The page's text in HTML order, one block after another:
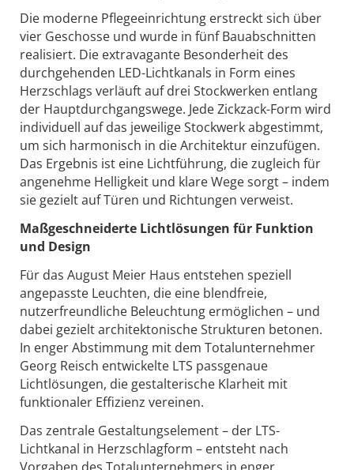
Die moderne Pflegeeinrichtung erstreckt sich über
vier Geschosse und wurde in fünf Bauabschnitten
realisiert. Die extravagante Besonderheit des
durchgehenden LED-Lichtkanals in Form eines
Herzschlags verläuft auf drei Stockwerken entlang
der Hauptdurchgangswege. Jede Zickzack-Form wird
individuell auf das jeweilige Stockwerk abgestimmt,
um sich harmonisch in die Architektur einzufügen.
Das Ergebnis ist eine Lichtführung, die zugleich für
angenehme Helligkeit und klare Wege sorgt – indem
sie gezielt auf Türen und Richtungen verweist.
Maßgeschneiderte Lichtlösungen für Funktion
und Design
Für das August Meier Haus entstehen speziell
angepasste Leuchten, die eine blendfreie,
nutzerfreundliche Beleuchtung ermöglichen – und
dabei gezielt architektonische Strukturen betonen.
In enger Abstimmung mit dem Totalunternehmer
Georg Reisch entwickelte LTS passgenaue
Lichtlösungen, die gestalterische Klarheit mit
funktionaler Effizienz vereinen.
Das zentrale Gestaltungselement – der LTS-
Lichtkanal in Herzschlagform – entsteht nach